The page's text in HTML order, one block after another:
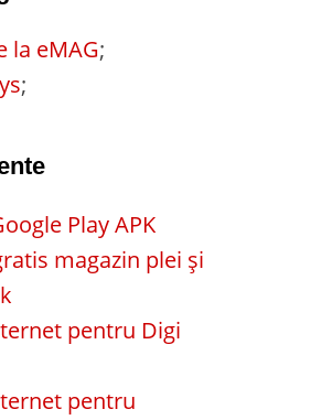
la eMAG;
;
Play APK
magazin plei și
pentru Digi
pentru